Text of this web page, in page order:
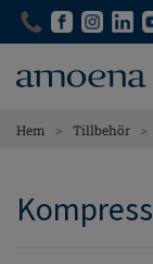
Skip
content
Skip
content
Hem > Tillbehör >